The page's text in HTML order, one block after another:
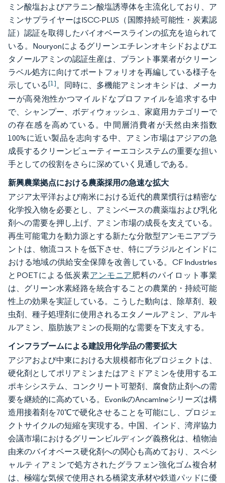
ミン酸塩およびアラニン酸塩誘導体を主流化しており、ア
ミンサプライヤーはISCC-PLUS（国際持続可能性・炭素認
証）認証を取得したバイオベースラインの拡充を迫られて
いる。Nouryonによるグリーンエチレンオキシドおよびエ
タノールアミンの認証生産は、プラント事業者がクリーン
ラベル処方に向けてポートフォリオを再編している様子を
示している[1]。同時に、多機能アミンオキシドは、メーカ
ーが高発泡性かつマイルドなプロファイルを追求する中
で、シャンプー、ボディウォッシュ、家庭用カテゴリーで
の存在感を高めている。中間層消費者が天然由来指数
100%に近い製品を志向する中、アミン市場はアジアの急
成長するクリーンビューティーエコシステムの重要な担い
手としての役割をさらに深めていく見通しである。
新興農業拠点における農薬採用の急速な拡大
アジア太平洋および南米における近代的農業慣行は精密な
化学投入物を必要とし、アミンベースの農薬塩および乳化
剤への需要を押し上げ、アミン市場の成長を支えている。
再生可能電力を動力源とする新たな分散型アンモニアプラ
ントは、物流コストを低下させ、特にブラジルとインドに
おける地域の供給安全保障を改善している。CF Industries
とPOETによる低炭素アンモニア肥料のパイロット事業
は、グリーン水素経路を統合することの農業的・持続可能
性上の効果を実証している。こうした動向は、除草剤、殺
虫剤、種子処理剤に使用されるエタノールアミン、アルキ
ルアミン、脂肪族アミンの長期的な需要を下支えする。
インフラブームによる建設用化学品の需要拡大
アジアおよび中東における大規模都市化プロジェクトは、
硬化剤としてポリアミンまたはアミドアミンを使用するエ
ポキシシステム、コンクリート可塑剤、腐食防止剤への需
要を継続的に高めている。EvonikのAncamineシリーズは構
造用接着剤を70℃で硬化させることを可能にし、プロジェ
クトサイクルの短縮を実現する。中国、インド、湾岸協力
会議市場におけるグリーンビルディング義務化は、植物油
由来のバイオベース硬化剤への関心も高めており、スペシ
ャルティアミンで処方されたグラフェン強化ゴム複合材
は、極端な気候で使用される橋梁支承材や鉄道パッドに優